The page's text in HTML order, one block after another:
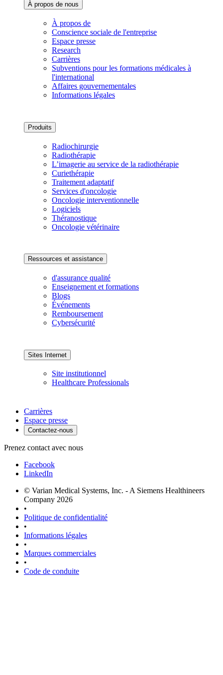
À propos de nous‌
À propos de
Conscience sociale de l'entreprise
Espace presse
Research
Carrières
Subventions pour les formations médicales à
l'international
Affaires gouvernementales
Informations légales
Produits
Radiochirurgie
Radiothérapie
L’imagerie au service de la radiothérapie
Curiethérapie
Traitement adaptatif
Services d'oncologie
Oncologie interventionnelle
Logiciels
Théranostique
Oncologie vétérinaire
Ressources et assistance
d'assurance qualité
Enseignement et formations
Blogs
Événements
Remboursement
Cybersécurité
Sites Internet
Site institutionnel
Healthcare Professionals
Carrières
Espace presse
Contactez-nous
Prenez contact avec nous
Facebook
LinkedIn
© Varian Medical Systems, Inc. - A Siemens Healthineers
Company 2026
•
Politique de confidentialité
•
Informations légales
•
Marques commerciales
•
Code de conduite